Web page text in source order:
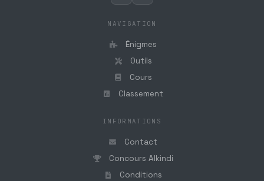
NAVIGATION
Énigmes
Outils
Cours
Classement
INFORMATIONS
Contact
Concours Alkindi
Conditions